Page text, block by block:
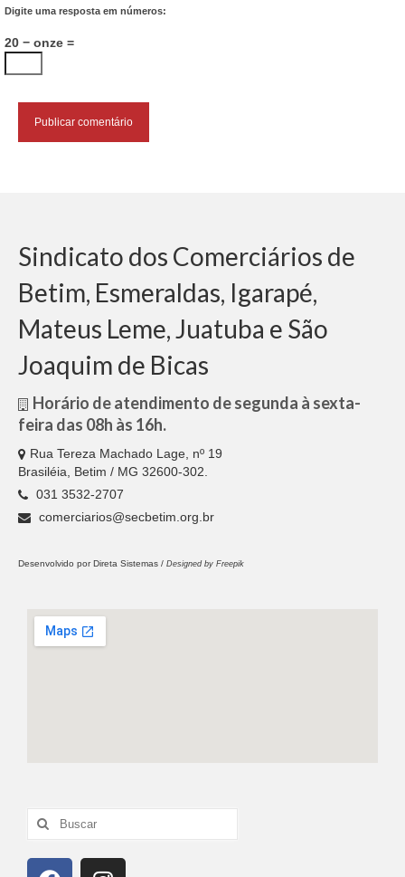
Digite uma resposta em números:
20 − onze =
Sindicato dos Comerciários de
Betim, Esmeraldas, Igarapé,
Mateus Leme, Juatuba e São
Joaquim de Bicas
Horário de atendimento de segunda à sexta-
feira das 08h às 16h.
Rua Tereza Machado Lage, nº 19
Brasiléia, Betim / MG 32600-302.
031 3532-2707
comerciarios@secbetim.org.br
Desenvolvido porDireta Sistemas / Designed by Freepik